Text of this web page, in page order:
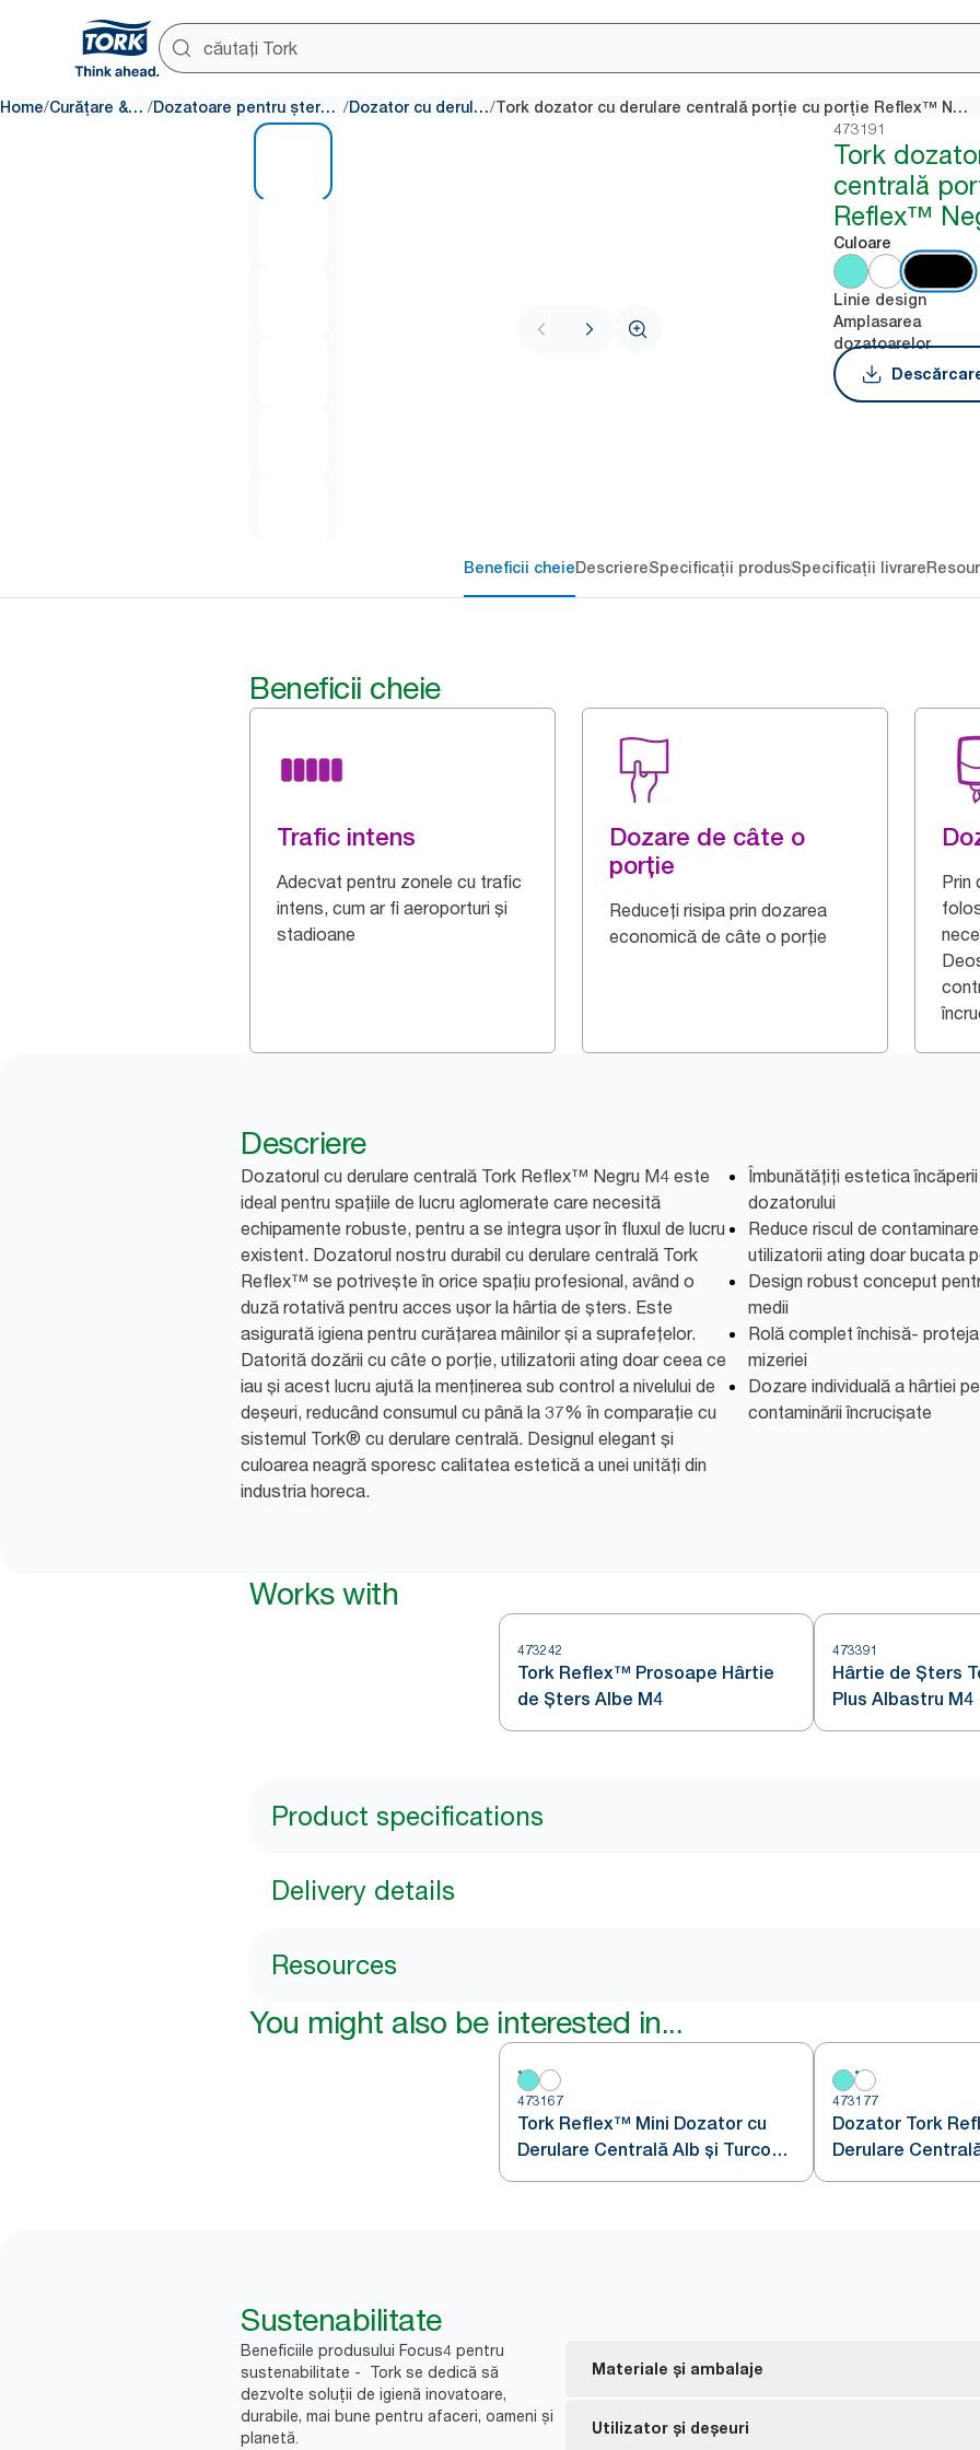
Home/ Curățare & ștergere / Dozatoare pentru ștergere și curățare / Dozator cu derulare centrală/ Tork dozator cu derulare centrală porție cu porție Reflex™ Negru M4
473191
Tork
centrală
Reflex™
Culoare
Linie design
Amplasarea
dozatoarelor
Beneficii cheieDescriereSpecificații produsSpecificații livrare
Beneficii cheie
Trafic intens
Adecvat pentru zonele cu trafic
intens, cum ar fi aeroporturi și
stadioane
Dozare de câte o
porție
Reduceți risipa prin dozarea
economică de câte o porție
Prin
Descriere
Dozatorul cu derulare centrală Tork Reflex™ Negru M4 este
ideal pentru spațiile de lucru aglomerate care necesită
echipamente robuste, pentru a se integra ușor în fluxul de lucru
existent. Dozatorul nostru durabil cu derulare centrală Tork
Reflex™ se potrivește în orice spațiu profesional, având o
duză rotativă pentru acces ușor la hârtia de șters. Este
asigurată igiena pentru curățarea mâinilor și a suprafețelor.
Datorită dozării cu câte o porție, utilizatorii ating doar ceea ce
iau și acest lucru ajută la menținerea sub control a nivelului de
deșeuri, reducând consumul cu până la 37% în comparație cu
sistemul Tork® cu derulare centrală. Designul elegant și
culoarea neagră sporesc calitatea estetică a unei unități din
industria horeca.
Îmbunătățiți estetica
dozatorului
Reduce riscul de
utilizatorii ating doar bucata
Design robust conceput
medii
Rolă complet închisă-
mizeriei
Dozare individuală a hârtiei
contaminării încrucișate
Works with
473242
Tork Reflex™ Prosoape Hârtie
de Șters Albe M4
473391
Hârtie de Șters
Plus Albastru M4
Product specifications
Delivery details
Resources
You might also be interested in...
473167
Tork Reflex™ Mini Dozator cu
Derulare Centrală Alb și Turcoaz
M3
473177
Dozator Tork
Derulare
Sustenabilitate
Beneficiile produsului Focus4 pentru
sustenabilitate - Tork se dedică să
dezvolte soluții de igienă inovatoare,
durabile, mai bune pentru afaceri, oameni și
planetă.
Materiale și ambalaje
Etichetat FSC® - fabricat din fibre obținute în mod
Utilizator și deșeuri